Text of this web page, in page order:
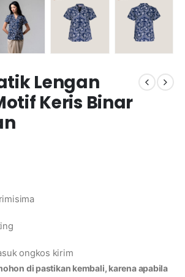
Lengan
Keris Binar
ongkos kirim
di pastikan kembali, karena apabila